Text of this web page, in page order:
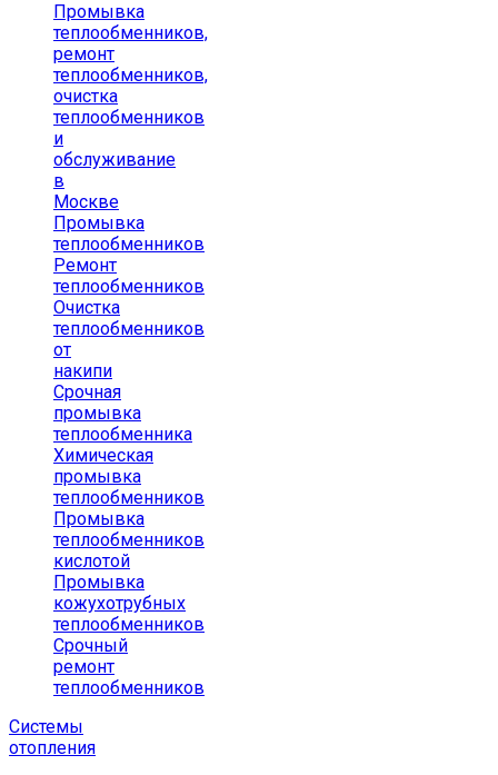
Промывка
теплообменников,
ремонт
теплообменников,
очистка
теплообменников
и
обслуживание
в
Москве
Промывка
теплообменников
Ремонт
теплообменников
Очистка
теплообменников
от
накипи
Срочная
промывка
теплообменника
Химическая
промывка
теплообменников
Промывка
теплообменников
кислотой
Промывка
кожухотрубных
теплообменников
Срочный
ремонт
теплообменников
Системы
отопления